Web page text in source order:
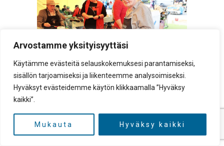
Arvostamme yksityisyyttäsi
Käytämme evästeitä selauskokemuksesi parantamiseksi,
sisällön tarjoamiseksi ja liikenteemme analysoimiseksi.
Hyväksyt evästeidemme käytön klikkaamalla ”Hyväksy
kaikki”.
Mukauta Hyväksy kaikki
Perinteinen toritapahtuma järjestettiin
pilvinen, mutta hyvin lämmin eikä satanut
vettä, joten vierailijoita riitti torilla runsaasti
koko päiväksi. Jari Kallio Sulkavan